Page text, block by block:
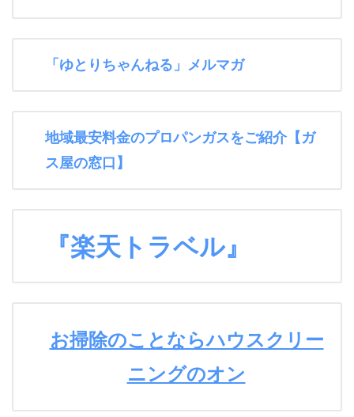
「ゆとりちゃんねる」メルマガ
地域最安料金のプロパンガスをご紹介【ガ
ス屋の窓口】
『楽天トラベル』
お掃除のことならハウスクリー
ニングのオン